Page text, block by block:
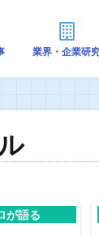
業界・企業研
が語る